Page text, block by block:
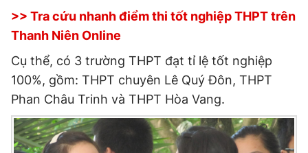
Đọc Thanh Niên trên điện thoại
Hotline Liên hệ quảng cáo
>> Tra cứu nhanh điểm thi tốt nghiệp THPT trên
Thanh Niên Online
Cụ thể, có 3 trường THPT đạt tỉ lệ tốt nghiệp
100%, gồm: THPT chuyên Lê Quý Đôn, THPT
Phan Châu Trinh và THPT Hòa Vang.